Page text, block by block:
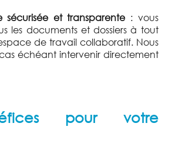
sécurisée et transparente: vous
les documents et dossiers à tout
de travail collaboratif. Nous
échéant intervenir directement
pour votre